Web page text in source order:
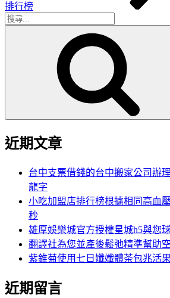
排行榜
搜
近期文章
台中支票借錢的台中搬家公司辦
龍字
小吃加盟店排行榜根據相同高血
秒
雄厚娛樂城官方授權星城h5與您
翻譯社為您並產後鬆弛精準幫助
紫錐菊使用七日孅孅體茶包兆活
近期留言